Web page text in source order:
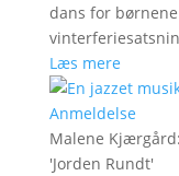
dans for
Læs mere
Anmeldelse
Malene Kjærgård:
'Jorden Rundt'